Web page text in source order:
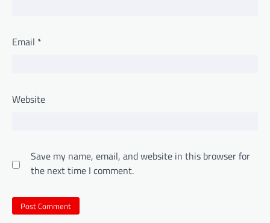
Email *
Website
Save my name, email, and website in this browser for
the next time I comment.